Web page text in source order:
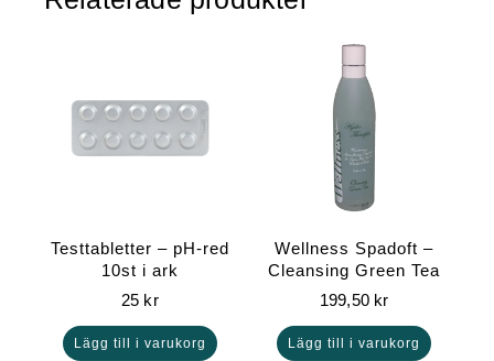
Testtabletter – pH-red
10st i ark
25 kr
Lägg till i varukorg
Wellness Spadoft –
Cleansing Green Tea
199,50 kr
Lägg till i varukorg